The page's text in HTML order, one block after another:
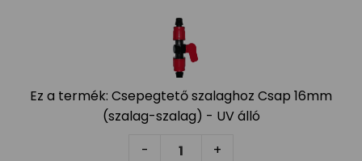
Ez a termék: Csepegtető szalaghoz Csap 16mm
(szalag-szalag) - UV álló
-
Csepegtető szalaghoz Csap
+